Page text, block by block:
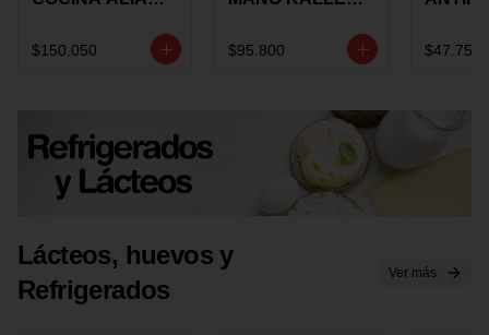
PIEZAS
$150.050
VELOCIDADES
$95.800
TAPA
$47.750
Lácteos, huevos y
Refrigerados
Ver más